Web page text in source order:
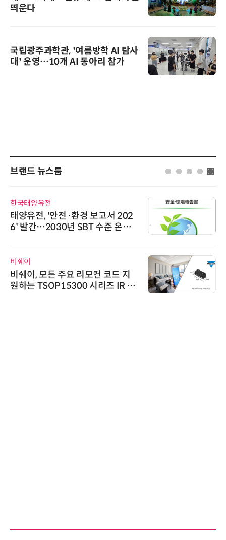
띄운다
국립광주과학관, '여름방학 AI 탐사
대' 운영…10개 AI 동아리 참가
브랜드 뉴스룸
한국태양유전
태양유전, '안전·환경 보고서 202
6' 발간…2030년 SBT 수준 온실
비쉐이
비쉐이, 모든 주요 리모컨 코드 지
원하는 TSOP15300 시리즈 IR 수